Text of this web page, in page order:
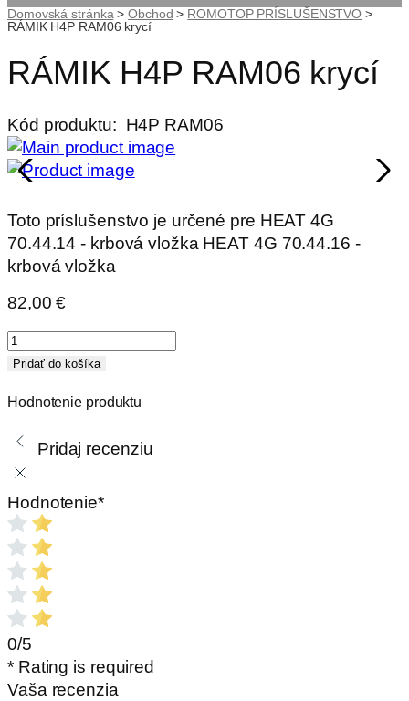
Domovská stránka >Obchod > ROMOTOP PRÍSLUŠENSTVO >
RÁMIK H4P RAM06 krycí
RÁMIK H4P RAM06 krycí
Kód produktu: H4P RAM06
Toto príslušenstvo je určené pre HEAT 4G
70.44.14 - krbová vložka HEAT 4G 70.44.16 -
krbová vložka
82,00€
množstvo
RÁMIK
RAM06
Pridať do košíka
Hodnotenie produktu
Pridaj recenziu
Hodnotenie*
0/5
* Rating is required
Vaša recenzia